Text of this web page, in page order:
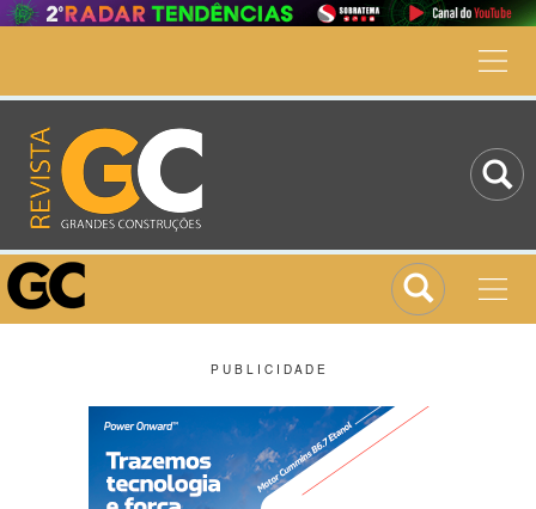
P U B L I C I D A D E